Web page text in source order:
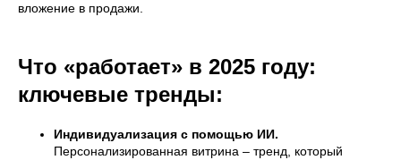
вложение в продажи.
Что «работает» в 2025 году:
ключевые тренды:
Индивидуализация с помощью ИИ.
Персонализированная витрина – тренд, который